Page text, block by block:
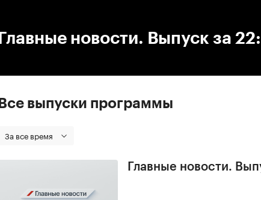
Главные новости. Выпуск за
Все выпуски программы
За все время
Главные новости.